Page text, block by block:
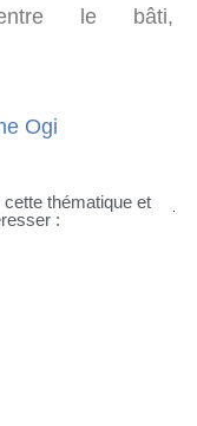
le bâti,
Ogi
thématique et
: